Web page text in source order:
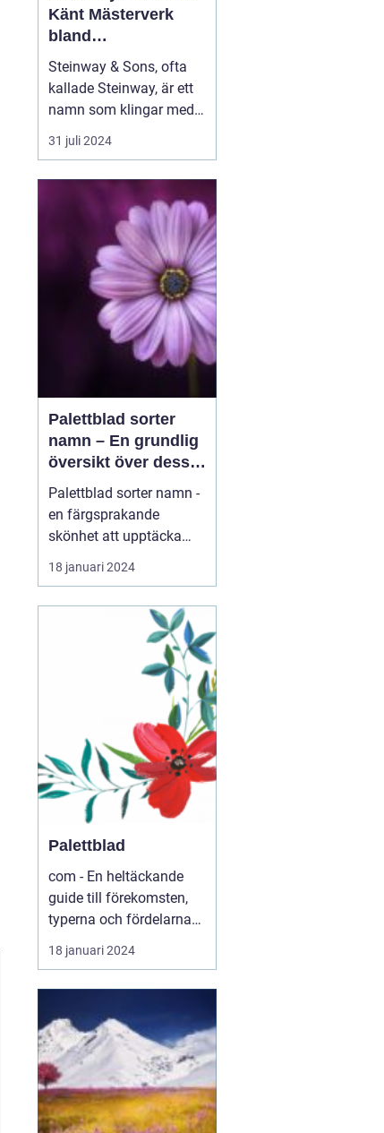
Känt Mästerverk
bland
Musikinstrument
Steinway & Sons, ofta
kallade Steinway, är ett
namn som klingar med
distinktion och prestige i
musikvärlden. Dessa
musikinstrument; de är
handgjorda konstverk
som hyllats av pianister
och musikäl...
31 juli 2024
Palettblad sorter
namn – En grundlig
översikt över dessa
vackra växter
Palettblad sorter namn -
en färgsprakande
skönhet att upptäcka
Introduktion: Palettblad,
även känt som Coleus,
alltmer populär bland
trädgårdsentusiaster
tack vare sin färgglada
lövverk. Dessa vackra
växter kan sätta färg p...
18 januari 2024
Palettblad
com - En heltäckande
guide till förekomsten,
typerna och fördelarna
med palettblad .com -
Din ultimata guide till
18 januari 2024